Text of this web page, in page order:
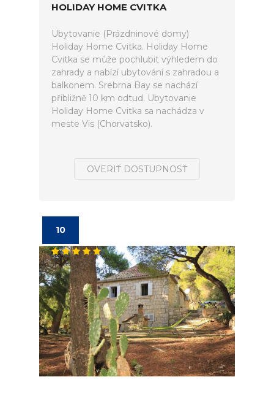
HOLIDAY HOME CVITKA
Ubytovanie (Prázdninové domy)
Holiday Home Cvitka. Holiday Home
Cvitka se může pochlubit výhledem do
zahrady a nabízí ubytování s zahradou a
balkonem. Srebrna Bay se nachází
přibližně 10 km odtud. Ubytovanie
Holiday Home Cvitka sa nachádza v
meste Vis (Chorvatsko).
OVERIŤ DOSTUPNOSŤ
10